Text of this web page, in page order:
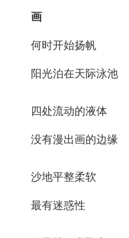
画
何时开始扬帆
阳光泊在天际泳池
四处流动的液体
没有漫出画的边缘
沙地平整柔软
最有迷惑性